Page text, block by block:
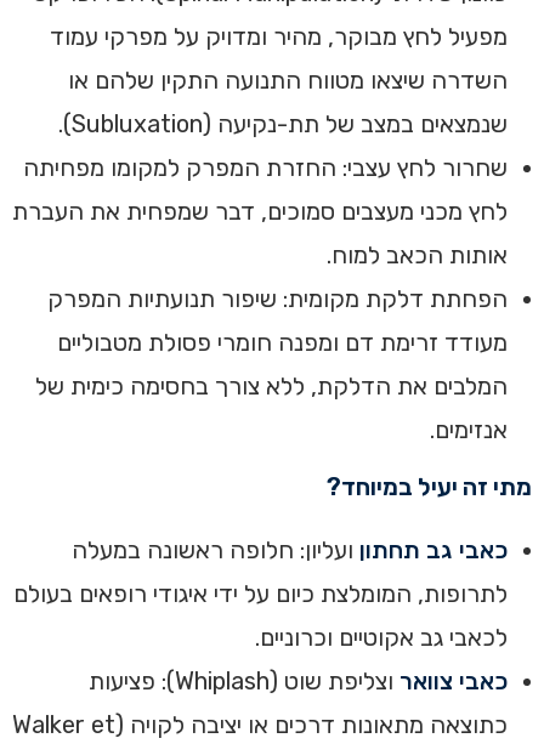
מפעיל לחץ מבוקר, מהיר ומדויק על מפרקי עמוד
השדרה שיצאו מטווח התנועה התקין שלהם או
שנמצאים במצב של תת-נקיעה (Subluxation).
שחרור לחץ עצבי: החזרת המפרק למקומו מפחיתה
לחץ מכני מעצבים סמוכים, דבר שמפחית את העברת
אותות הכאב למוח.
הפחתת דלקת מקומית: שיפור תנועתיות המפרק
מעודד זרימת דם ומפנה חומרי פסולת מטבוליים
המלבים את הדלקת, ללא צורך בחסימה כימית של
אנזימים.
מתי זה יעיל במיוחד?
כאבי גב תחתון ועליון: חלופה ראשונה במעלה
לתרופות, המומלצת כיום על ידי איגודי רופאים בעולם
לכאבי גב אקוטיים וכרוניים.
כאבי צוואר
וצליפת שוט (Whiplash): פציעות
כתוצאה מתאונות דרכים או יציבה לקויה (Walker et